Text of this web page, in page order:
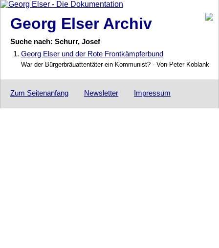
Georg Elser Archiv
Suche nach: Schurr, Josef
1. Georg Elser und der Rote Frontkämpferbund
War der Bürgerbräuattentäter ein Kommunist? - Von Peter Koblank
Zum Seitenanfang Newsletter Impressum